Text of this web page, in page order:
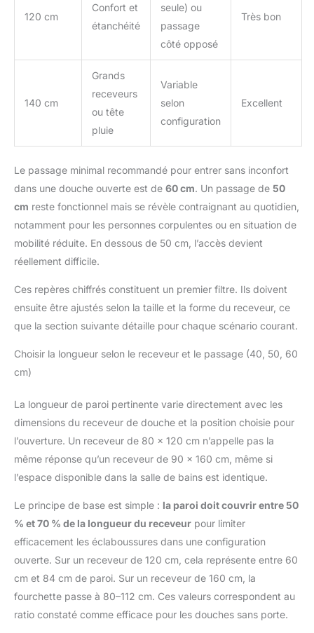
120 cm
Confort et
étanchéité
seule) ou
passage
côté opposé
Très bon
140 cm
Grands
receveurs
ou tête
pluie
Variable
selon
configuration
Excellent
Le passage minimal recommandé pour entrer sans inconfort
dans une douche ouverte est de 60 cm. Un passage de 50
cm reste fonctionnel mais se révèle contraignant au quotidien,
notamment pour les personnes corpulentes ou en situation de
mobilité réduite. En dessous de 50 cm, l’accès devient
réellement difficile.
Ces repères chiffrés constituent un premier filtre. Ils doivent
ensuite être ajustés selon la taille et la forme du receveur, ce
que la section suivante détaille pour chaque scénario courant.
Choisir la longueur selon le receveur et le passage (40, 50, 60
cm)
La longueur de paroi pertinente varie directement avec les
dimensions du receveur de douche et la position choisie pour
l’ouverture. Un receveur de 80 × 120 cm n’appelle pas la
même réponse qu’un receveur de 90 × 160 cm, même si
l’espace disponible dans la salle de bains est identique.
Le principe de base est simple : la paroi doit couvrir entre 50
% et 70 % de la longueur du receveur pour limiter
efficacement les éclaboussures dans une configuration
ouverte. Sur un receveur de 120 cm, cela représente entre 60
cm et 84 cm de paroi. Sur un receveur de 160 cm, la
fourchette passe à 80–112 cm. Ces valeurs correspondent au
ratio constaté comme efficace pour les douches sans porte.